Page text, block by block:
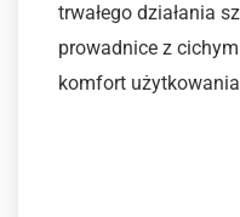
trwałego działania
prowadnice z
komfort